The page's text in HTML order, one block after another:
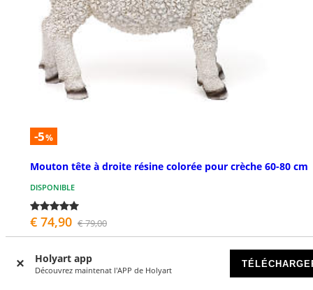
Holyart app
Découvrez maintenat l'APP de Holyart
-5%
Mouton tête à droite résine colorée pour crèche 60-80 cm
DISPONIBLE
€ 74,90 € 79,00